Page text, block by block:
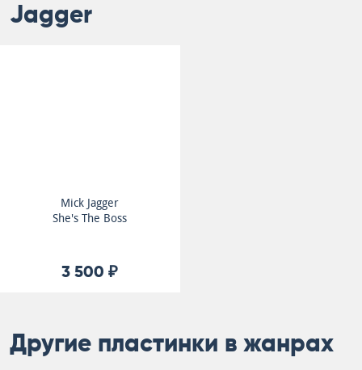
Jagger
Mick Jagger
She's The Boss
3 500 ₽
Другие пластинки в жанрах